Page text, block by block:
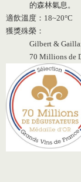
的森林氣息。
適飲溫度：18~20°C
獲獎殊榮：
Gilbert &
70 Millions de